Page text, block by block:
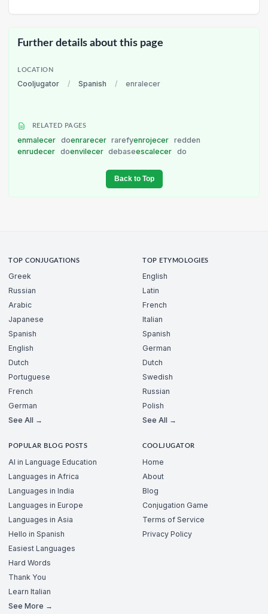
Further details about this page
LOCATION
Cooljugator / Spanish / enralecer
RELATED PAGES
enmalecer doenrarecer rarefyenrojecer redden
enrudecer doenvilecer debaseescalecer do
Back to Top
TOP CONJUGATIONS
Greek
Russian
Arabic
Japanese
Spanish
English
Dutch
Portuguese
French
German
See All →
TOP ETYMOLOGIES
English
Latin
French
Italian
Spanish
German
Dutch
Swedish
Russian
Polish
See All →
POPULAR BLOG POSTS
AI in Language Education
Languages in Africa
Languages in India
Languages in Europe
Languages in Asia
Hello in Spanish
Easiest Languages
Hard Words
Thank You
Learn Italian
See More →
COOLJUGATOR
Home
About
Blog
Conjugation Game
Terms of Service
Privacy Policy